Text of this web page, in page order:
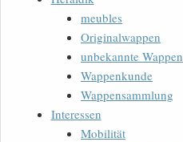
meubles
Originalwappen
unbekannte Wappen
Wappenkunde
Wappensammlung
Interessen
Mobilität